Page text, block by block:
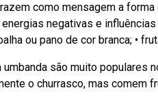
como mensagem a forma
negativas e
ou pano de cor branca; •
são muito populares
o churrasco, mas comem